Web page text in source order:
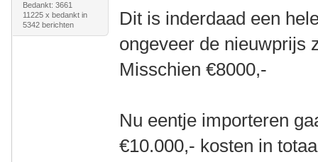
Bedankt: 3661
11225 x bedankt in
5342 berichten
Dit is inderdaad een
ongeveer de nieuwprijs
Misschien €8000,-
Nu eentje importeren
€10.000,- kosten in